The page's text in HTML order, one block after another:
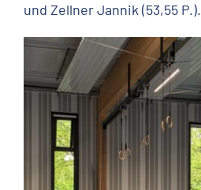
und Zellner Jannik (53,55 P.).